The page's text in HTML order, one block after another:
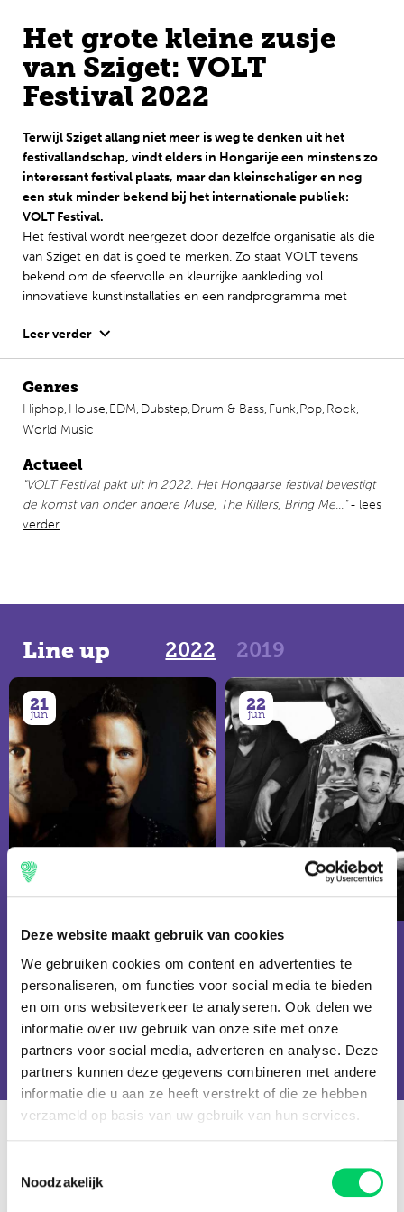
Deze website maakt gebruik van cookies
We gebruiken cookies om content en advertenties te
personaliseren, om functies voor social media te bieden
en om ons websiteverkeer te analyseren. Ook delen we
informatie over uw gebruik van onze site met onze
partners voor social media, adverteren en analyse. Deze
partners kunnen deze gegevens combineren met andere
informatie die u aan ze heeft verstrekt of die ze hebben
verzameld op basis van uw gebruik van hun services.
Noodzakelijk
Engels
Het grote kleine zusje
van Sziget: VOLT
Festival 2022
Terwijl Sziget allang niet meer is weg te denken uit het
festivallandschap, vindt elders in Hongarije een minstens zo
interessant festival plaats, maar dan kleinschaliger en nog
een stuk minder bekend bij het internationale publiek:
VOLT Festival.
Het festival wordt neergezet door dezelfde organisatie als die
van Sziget en dat is goed te merken. Zo staat VOLT tevens
bekend om de sfeervolle en kleurrijke aankleding vol
innovatieve kunstinstallaties en een randprogramma met
ervaring terug te zien in de hoge kwaliteit van geboekte
artiesten. De line-up bestond voorheen vooral uit Hongaarse
en popnamen. Doordat het festival in het begin van de zomer
plaatsvindt, is het de perfecte opener van het festivalseizoen.
Daarnaast is het dankzij de ligging ideaal te combineren met
Leer verder
Genres
Hiphop, House,EDM, Dubstep,Drum & Bass, Funk,Pop, Rock,
World Music
Actueel
"VOLT Festival pakt uit in 2022. Het Hongaarse festival bevestigt
de komst van onder andere Muse, The Killers, Bring Me..."- lees
verder
Line up 2022 2019
21
jun
ALTERNATIVE ROCK
Muse
22
jun
ALTERNATIVE ROCK
The Killers
Borgore
Bring Me The Horizon
Passenger
SCARLXRD
Virtual Riot
Yungblud
Algemene vragen Hongarije